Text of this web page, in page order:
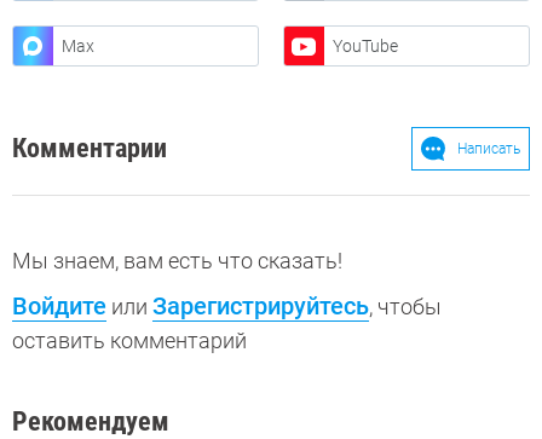
Max YouTube
Комментарии Написать
Мы знаем, вам есть что сказать!
Войдите или Зарегистрируйтесь, чтобы
оставить комментарий
Рекомендуем